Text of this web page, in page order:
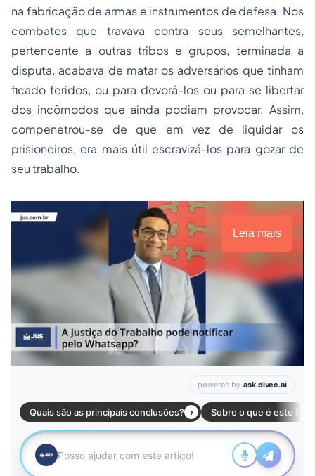
na fabricação de armas e instrumentos de defesa. Nos
combates que travava contra seus semelhantes,
pertencente a outras tribos e grupos, terminada a
disputa, acabava de matar os adversários que tinham
ficado feridos, ou para devorá-los ou para se libertar
dos incômodos que ainda podiam provocar. Assim,
compenetrou-se de que em vez de liquidar os
prisioneiros, era mais útil escravizá-los para gozar de
seu trabalho.
Leia mais